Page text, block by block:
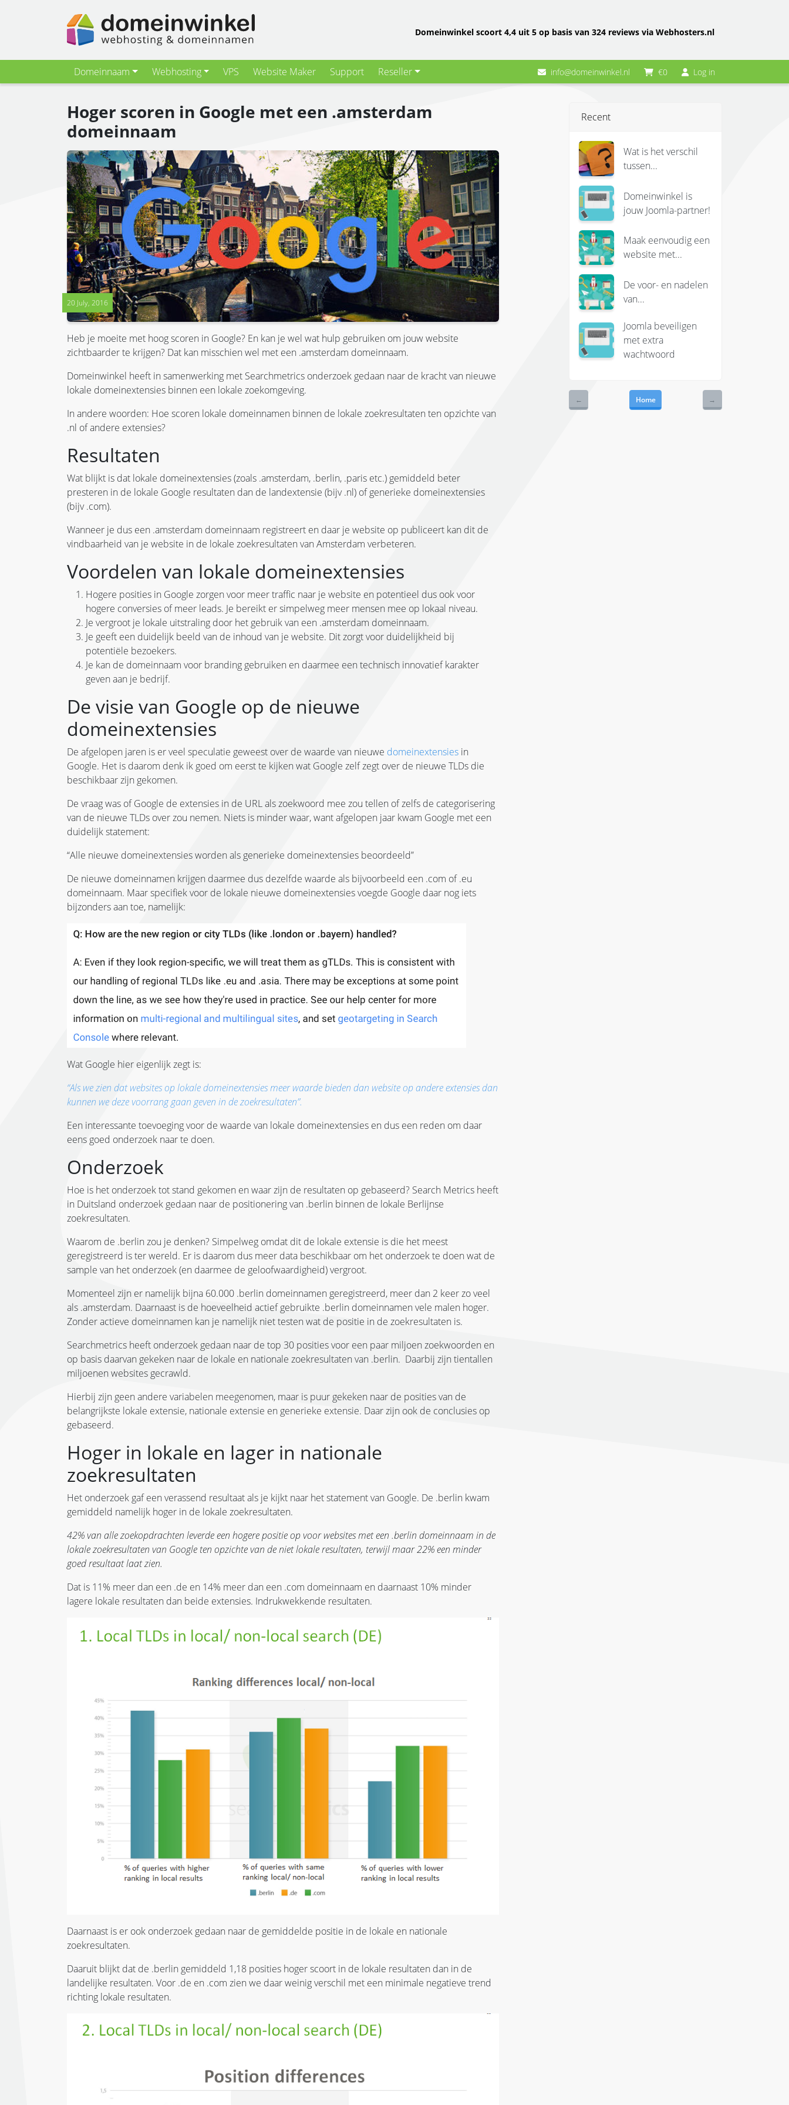
Domeinwinkel scoort 4,4 uit 5 op basis van 324 reviews via Webhosters.nl
info@domeinwinkel.nl €0 Log in
Domeinnaam Webhosting VPS Website Maker Support Reseller
Hoger scoren in Google met een .amsterdam
domeinnaam
20 July, 2016
Heb je moeite met hoog scoren in Google? En kan je wel wat hulp gebruiken om jouw website
zichtbaarder te krijgen? Dat kan misschien wel met een .amsterdam domeinnaam.
Domeinwinkel heeft in samenwerking met Searchmetrics onderzoek gedaan naar de kracht van nieuwe
lokale domeinextensies binnen een lokale zoekomgeving.
In andere woorden: Hoe scoren lokale domeinnamen binnen de lokale zoekresultaten ten opzichte van
.nl of andere extensies?
Resultaten
Wat blijkt is dat lokale domeinextensies (zoals .amsterdam, .berlin, .paris etc.) gemiddeld beter
presteren in de lokale Google resultaten dan de landextensie (bijv .nl) of generieke domeinextensies
(bijv .com).
Wanneer je dus een .amsterdam domeinnaam registreert en daar je website op publiceert kan dit de
vindbaarheid van je website in de lokale zoekresultaten van Amsterdam verbeteren.
Voordelen van lokale domeinextensies
Hogere posities in Google zorgen voor meer traffic naar je website en potentieel dus ook voor
hogere conversies of meer leads. Je bereikt er simpelweg meer mensen mee op lokaal niveau.
Je vergroot je lokale uitstraling door het gebruik van een .amsterdam domeinnaam.
Je geeft een duidelijk beeld van de inhoud van je website. Dit zorgt voor duidelijkheid bij
potentiële bezoekers.
Je kan de domeinnaam voor branding gebruiken en daarmee een technisch innovatief karakter
geven aan je bedrijf.
De visie van Google op de nieuwe
domeinextensies
De afgelopen jaren is er veel speculatie geweest over de waarde van nieuwe domeinextensies in
Google. Het is daarom denk ik goed om eerst te kijken wat Google zelf zegt over de nieuwe TLDs die
beschikbaar zijn gekomen.
De vraag was of Google de extensies in de URL als zoekwoord mee zou tellen of zelfs de categorisering
van de nieuwe TLDs over zou nemen. Niets is minder waar, want afgelopen jaar kwam Google met een
duidelijk statement:
“Alle nieuwe domeinextensies worden als generieke domeinextensies beoordeeld”
De nieuwe domeinnamen krijgen daarmee dus dezelfde waarde als bijvoorbeeld een .com of .eu
domeinnaam. Maar specifiek voor de lokale nieuwe domeinextensies voegde Google daar nog iets
bijzonders aan toe, namelijk:
Wat Google hier eigenlijk zegt is:
“Als we zien dat websites op lokale domeinextensies meer waarde bieden dan website op andere extensies dan
kunnen we deze voorrang gaan geven in de zoekresultaten”.
Een interessante toevoeging voor de waarde van lokale domeinextensies en dus een reden om daar
eens goed onderzoek naar te doen.
Onderzoek
Hoe is het onderzoek tot stand gekomen en waar zijn de resultaten op gebaseerd? Search Metrics heeft
in Duitsland onderzoek gedaan naar de positionering van .berlin binnen de lokale Berlijnse
zoekresultaten.
Waarom de .berlin zou je denken? Simpelweg omdat dit de lokale extensie is die het meest
geregistreerd is ter wereld. Er is daarom dus meer data beschikbaar om het onderzoek te doen wat de
sample van het onderzoek (en daarmee de geloofwaardigheid) vergroot.
Momenteel zijn er namelijk bijna 60.000 .berlin domeinnamen geregistreerd, meer dan 2 keer zo veel
als .amsterdam. Daarnaast is de hoeveelheid actief gebruikte .berlin domeinnamen vele malen hoger.
Zonder actieve domeinnamen kan je namelijk niet testen wat de positie in de zoekresultaten is.
Searchmetrics heeft onderzoek gedaan naar de top 30 posities voor een paar miljoen zoekwoorden en
op basis daarvan gekeken naar de lokale en nationale zoekresultaten van .berlin. Daarbij zijn tientallen
miljoenen websites gecrawld.
Hierbij zijn geen andere variabelen meegenomen, maar is puur gekeken naar de posities van de
belangrijkste lokale extensie, nationale extensie en generieke extensie. Daar zijn ook de conclusies op
gebaseerd.
Hoger in lokale en lager in nationale
zoekresultaten
Het onderzoek gaf een verassend resultaat als je kijkt naar het statement van Google. De .berlin kwam
gemiddeld namelijk hoger in de lokale zoekresultaten.
42% van alle zoekopdrachten leverde een hogere positie op voor websites met een .berlin domeinnaam in de
lokale zoekresultaten van Google ten opzichte van de niet lokale resultaten, terwijl maar 22% een minder
goed resultaat laat zien.
Dat is 11% meer dan een .de en 14% meer dan een .com domeinnaam en daarnaast 10% minder
lagere lokale resultaten dan beide extensies. Indrukwekkende resultaten.
Daarnaast is er ook onderzoek gedaan naar de gemiddelde positie in de lokale en nationale
zoekresultaten.
Daaruit blijkt dat de .berlin gemiddeld 1,18 posities hoger scoort in de lokale resultaten dan in de
landelijke resultaten. Voor .de en .com zien we daar weinig verschil met een minimale negatieve trend
richting lokale resultaten.
Recent
Wat is het verschil
tussen...
Domeinwinkel is
jouw Joomla-partner!
Maak eenvoudig een
website met...
De voor- en nadelen
van...
Joomla beveiligen
met extra
wachtwoord
← Home →